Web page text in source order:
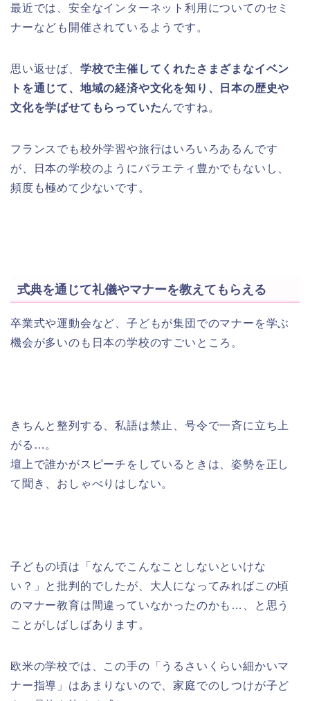
最近では、安全なインターネット利用についてのセミ
ナーなども開催されているようです。
思い返せば、 学校で主催してくれたさまざまなイベン
トを通じて、地域の経済や文化を知り、日本の歴史や
文化を学ばせてもらっていたんですね。
フランスでも校外学習や旅行はいろいろあるんです
が、日本の学校のようにバラエティ豊かでもないし、
頻度も極めて少ないです。
式典を通じて礼儀やマナーを教えてもらえる
卒業式や運動会など、子どもが集団でのマナーを学ぶ
機会が多いのも日本の学校のすごいところ。
きちんと整列する、私語は禁止、号令で一斉に立ち上
がる…。
壇上で誰かがスピーチをしているときは、姿勢を正し
て聞き、おしゃべりはしない。
子どもの頃は「なんでこんなことしないといけな
い？」と批判的でしたが、大人になってみればこの頃
のマナー教育は間違っていなかったのかも…、と思う
ことがしばしばあります。
欧米の学校では、この手の「うるさいくらい細かいマ
ナー指導」はあまりないので、家庭でのしつけが子ど